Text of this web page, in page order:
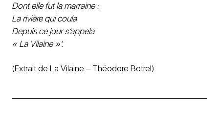
Dont elle fut la marraine :
La rivière qui coula
Depuis ce jour s’appela
« La Vilaine »‘.
(Extrait de La Vilaine – Théodore Botrel)